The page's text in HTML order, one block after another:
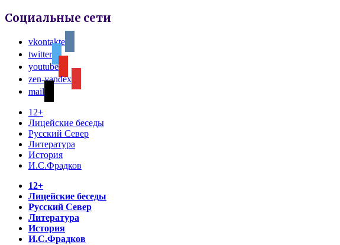
Социальные сети
vkontakte
twitter
youtube
zen-yandex
mail
12+
Лицейские беседы
Русский Север
Литература
История
И.С.Фрадков
12+
Лицейские беседы
Русский Север
Литература
История
И.С.Фрадков